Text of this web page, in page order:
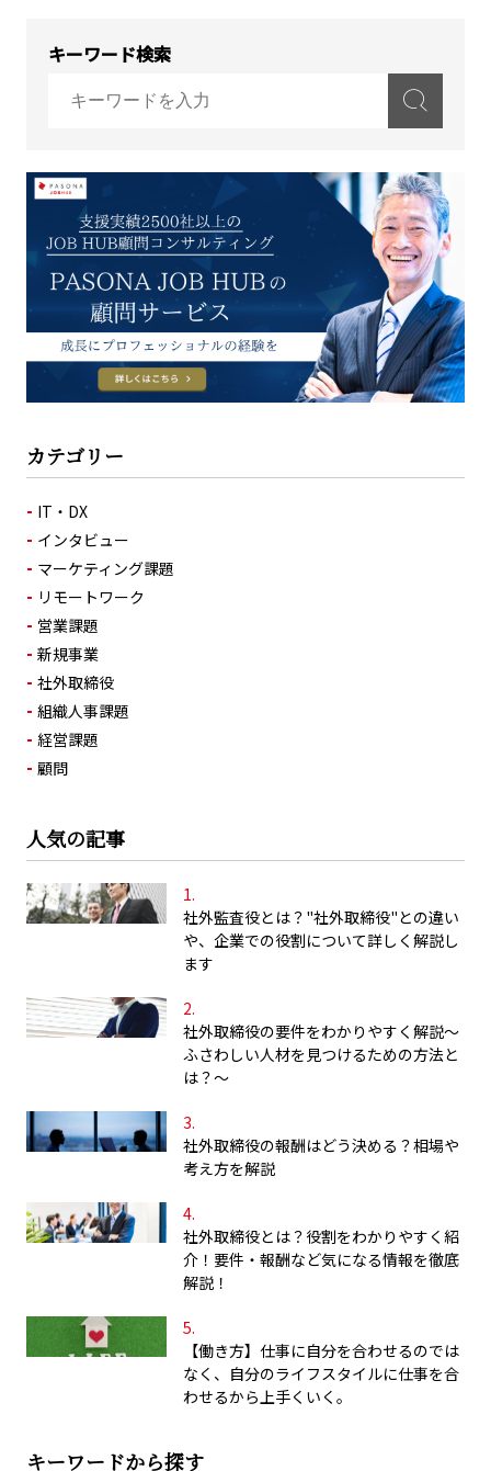
キーワード検索
カテゴリー
IT・DX
インタビュー
マーケティング課題
リモートワーク
営業課題
新規事業
社外取締役
組織人事課題
経営課題
顧問
人気の記事
社外監査役とは？"社外取締役"との違い
や、企業での役割について詳しく解説し
ます
社外取締役の要件をわかりやすく解説～
ふさわしい人材を見つけるための方法と
は？～
社外取締役の報酬はどう決める？相場や
考え方を解説
社外取締役とは？役割をわかりやすく紹
介！要件・報酬など気になる情報を徹底
解説！
【働き方】仕事に自分を合わせるのでは
なく、自分のライフスタイルに仕事を合
わせるから上手くいく。
キーワードから探す